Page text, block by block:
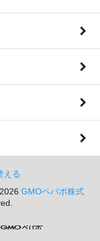
える
GMOペパボ株式